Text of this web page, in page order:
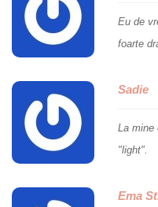
Eu de
foarte
Sadie
La mine
"light".
Ema